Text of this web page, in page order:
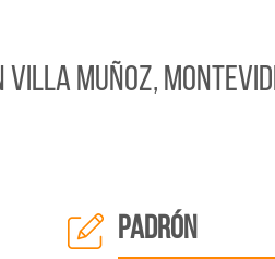
Villa Muñoz,
padrón